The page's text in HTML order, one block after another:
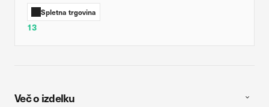
Spletna trgovina
13
Več o izdelku